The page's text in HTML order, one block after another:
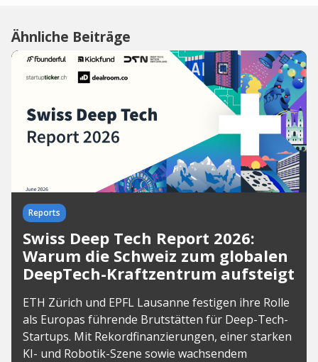
Ähnliche Beiträge
Reports
Swiss Deep Tech Report 2026:
Warum die Schweiz zum globalen
DeepTech-Kraftzentrum aufsteigt
ETH Zürich und EPFL Lausanne festigen ihre Rolle
als Europas führende Brutstätten für Deep-Tech-
Startups. Mit Rekordfinanzierungen, einer starken
KI- und Robotik-Szene sowie wachsendem